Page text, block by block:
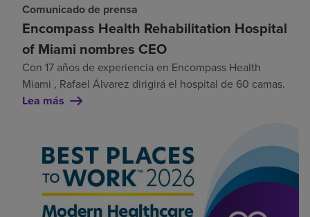
Comunicado de prensa
Encompass Health Rehabilitation Hospital
of Miami nombres CEO
Con 17 años de experiencia en Encompass Health
Miami , Rafael Álvarez dirigirá el hospital de 60 camas.
Lea más